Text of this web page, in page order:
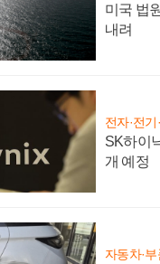
미국 법
내려
전자·전
SK하이
개 예정
자동차·부